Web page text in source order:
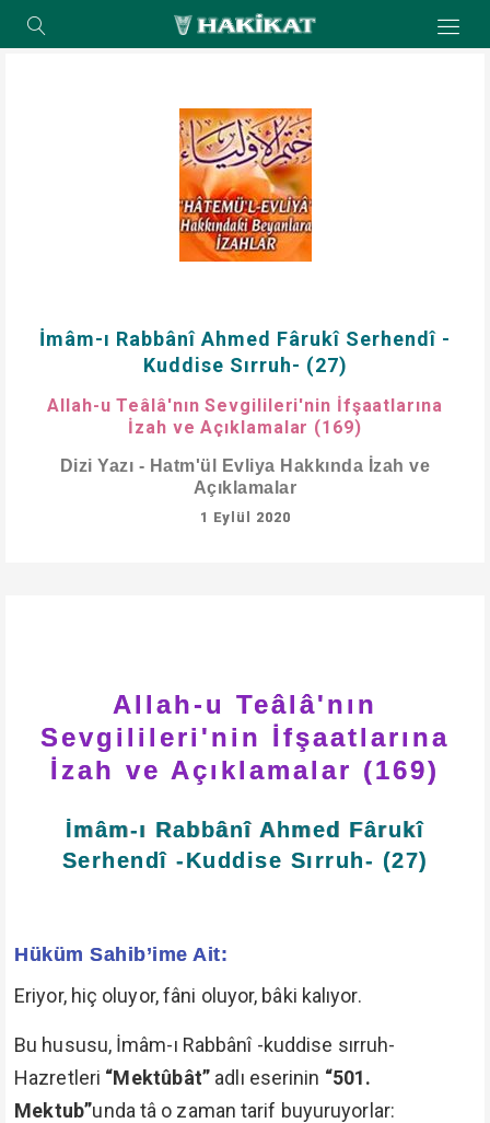
İmâm-ı Rabbânî Ahmed Fârukî Serhendî -
Kuddise Sırruh- (27)
Allah-u Teâlâ'nın Sevgilileri'nin İfşaatlarına
İzah ve Açıklamalar (169)
Dizi Yazı - Hatm'ül Evliya Hakkında İzah ve
Açıklamalar
1 Eylül 2020
Allah-u Teâlâ'nın
Sevgilileri'nin İfşaatlarına
İzah ve Açıklamalar (169)
İmâm-ı Rabbânî Ahmed Fârukî
Serhendî -Kuddise Sırruh- (27)
Hüküm Sahib’ime Ait:
Eriyor, hiç oluyor, fâni oluyor, bâki kalıyor.
Bu hususu, İmâm-ı Rabbânî -kuddise sırruh-
Hazretleri “Mektûbât” adlı eserinin “501.
Mektub”unda tâ o zaman tarif buyuruyorlar: